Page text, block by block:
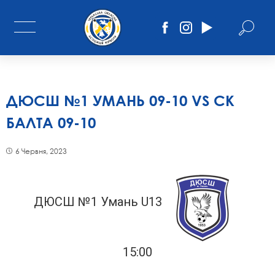
ДЮСШ №1 УМАНЬ 09-10 VS СК
БАЛТА 09-10
6 Червня, 2023
ДЮСШ №1 Умань U13
15:00